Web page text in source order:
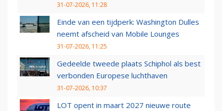
31-07-2026, 11:28
Einde van een tijdperk: Washington Dulles
neemt afscheid van Mobile Lounges
31-07-2026, 11:25
Gedeelde tweede plaats Schiphol als best
verbonden Europese luchthaven
31-07-2026, 10:37
LOT opent in maart 2027 nieuwe route